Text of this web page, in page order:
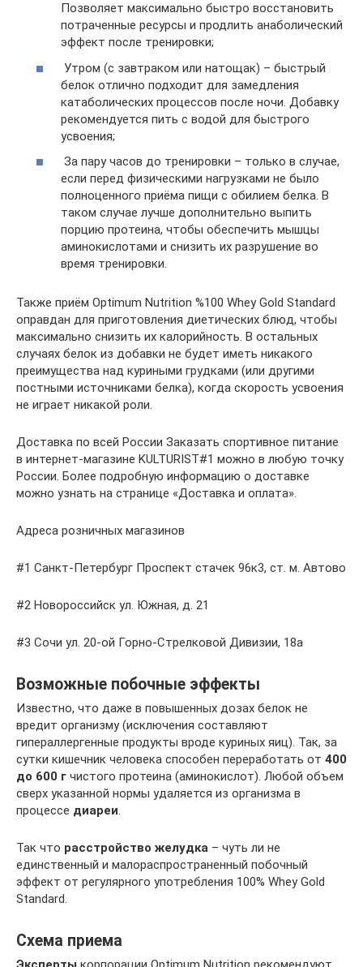
Позволяет максимально быстро восстановить
потраченные ресурсы и продлить анаболический
эффект после тренировки;
Утром (с завтраком или натощак) – быстрый
белок отлично подходит для замедления
катаболических процессов после ночи. Добавку
рекомендуется пить с водой для быстрого
усвоения;
За пару часов до тренировки – только в случае,
если перед физическими нагрузками не было
полноценного приёма пищи с обилием белка. В
таком случае лучше дополнительно выпить
порцию протеина, чтобы обеспечить мышцы
аминокислотами и снизить их разрушение во
время тренировки.
Также приём Optimum Nutrition %100 Whey Gold Standard
оправдан для приготовления диетических блюд, чтобы
максимально снизить их калорийность. В остальных
случаях белок из добавки не будет иметь никакого
преимущества над куриными грудками (или другими
постными источниками белка), когда скорость усвоения
не играет никакой роли.
Доставка по всей России Заказать спортивное питание
в интернет-магазине KULTURIST#1 можно в любую точку
России. Более подробную информацию о доставке
можно узнать на странице «Доставка и оплата».
Адреса розничных магазинов
#1 Санкт-Петербург Проспект стачек 96к3, ст. м. Автово
#2 Новороссийск ул. Южная, д. 21
#3 Сочи ул. 20-ой Горно-Стрелковой Дивизии, 18а
Возможные побочные эффекты
Известно, что даже в повышенных дозах белок не
вредит организму (исключения составляют
гипераллергенные продукты вроде куриных яиц). Так, за
сутки кишечник человека способен переработать от 400
до 600 г чистого протеина (аминокислот). Любой объем
сверх указанной нормы удаляется из организма в
процессе диареи.
Так что расстройство желудка – чуть ли не
единственный и малораспространенный побочный
эффект от регулярного употребления 100% Whey Gold
Standard.
Схема приема